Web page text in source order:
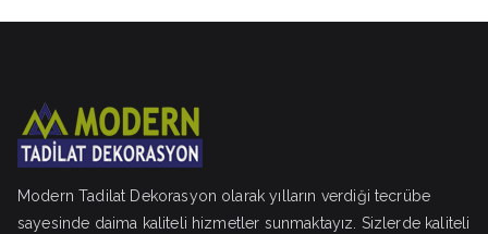
Modern Tadilat Dekorasyon olarak yılların verdiği tecrübe
sayesinde daima kaliteli hizmetler sunmaktayız. Sizlerde kaliteli